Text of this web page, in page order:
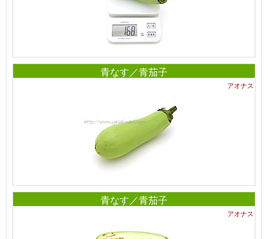
青なす／青茄子
アオナス
青なす／青茄子
アオナス